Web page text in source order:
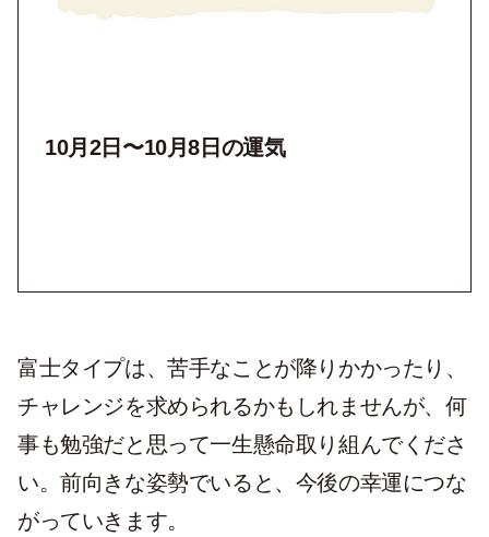
10月2日〜10月8 日の運気
富士タイプは、苦手なことが降りかかったり、
チャレンジを求められるかもしれませんが、何
事も勉強だと思って一生懸命取り組んでくださ
い。前向きな姿勢でいると、今後の幸運につな
がっていきます。